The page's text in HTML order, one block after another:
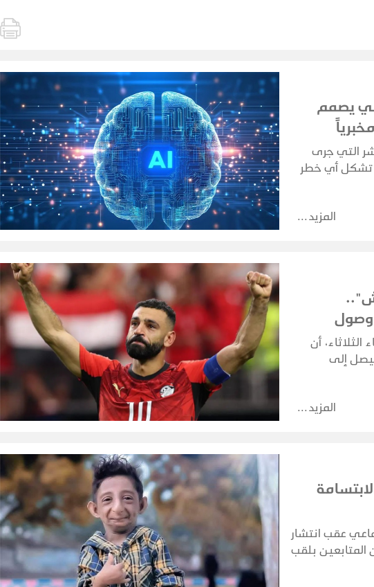
يصمم
التي جرى
تشكل أي خطر
المزيد
وصول
أن
إلى
المزيد
عقب انتشار
المتابعين بلقب